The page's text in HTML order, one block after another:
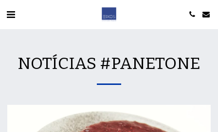
NOTÍCIAS #PANETONE